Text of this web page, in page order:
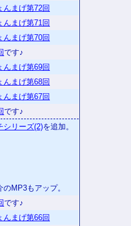
んまげ第72回
んまげ第71回
んまげ第70回
です♪
んまげ第69回
んまげ第68回
んまげ第67回
です♪
シリーズ(2)を追加。
のMP3もアップ。
です♪
んまげ第66回